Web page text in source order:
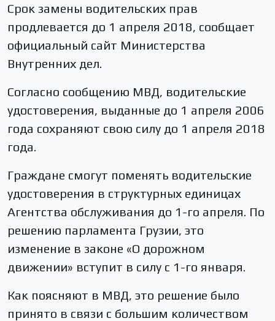
Срок замены водительских прав
продлевается до 1 апреля 2018, сообщает
официальный сайт Министерства
Внутренних дел.
Согласно сообщению МВД, водительские
удостоверения, выданные до 1 апреля 2006
года сохраняют свою силу до 1 апреля 2018
года.
Граждане смогут поменять водительские
удостоверения в структурных единицах
Агентства обслуживания до 1-го апреля. По
решению парламента Грузии, это
изменение в законе «О дорожном
движении» вступит в силу с 1-го января.
Как поясняют в МВД, это решение было
принято в связи с большим количеством